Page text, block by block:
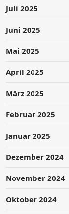
Juli 2025
Juni 2025
Mai 2025
April 2025
März 2025
Februar 2025
Januar 2025
Dezember 2024
November 2024
Oktober 2024